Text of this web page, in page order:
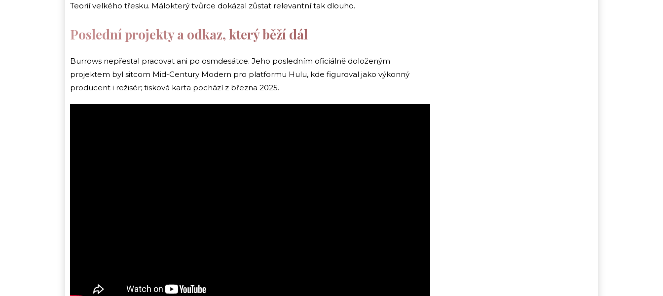
Teorií velkého třesku. Málokterý tvůrce dokázal zůstat relevantní tak dlouho.
Poslední projekty a odkaz, který běží dál
Burrows nepřestal pracovat ani po osmdesátce. Jeho posledním oficiálně doloženým
projektem byl sitcom Mid-Century Modern pro platformu Hulu, kde figuroval jako výkonný
producent i režisér; tisková karta pochází z března 2025.